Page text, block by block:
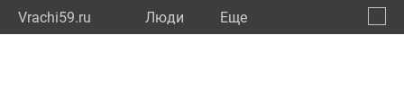
Vrachi59.ru Люди Eще